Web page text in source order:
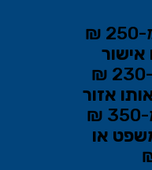
₪
אזור
₪
או